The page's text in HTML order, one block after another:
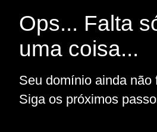
Ops... Falta
uma coisa...
Seu domínio ainda não
Siga os próximos